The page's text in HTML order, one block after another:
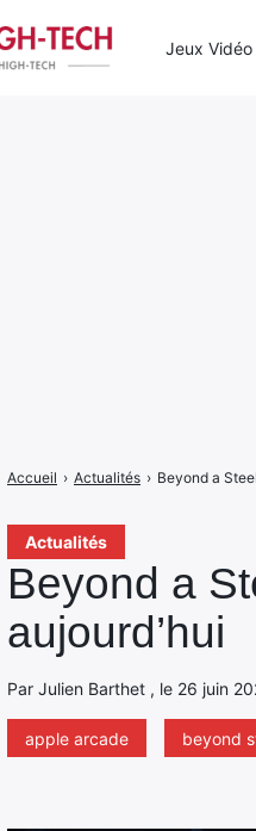
Actualités
Beyond a
aujourd’hui
Par Julien Barthet , le 26 juin
apple arcade beyond
Accueil › Actualités › Beyond a
Jeux Vidéo